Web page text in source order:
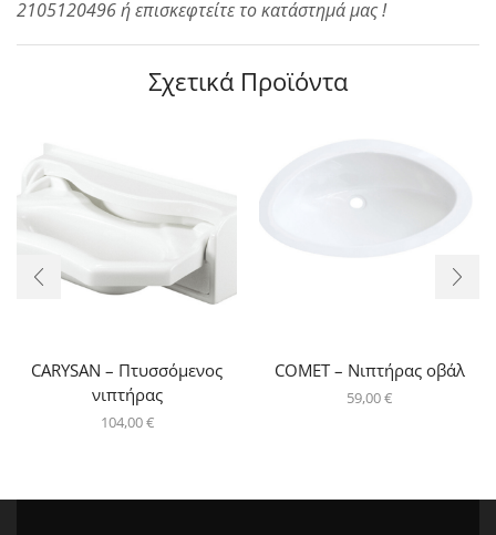
2105120496 ή επισκεφτείτε το κατάστημά μας !
Σχετικά Προϊόντα
CARYSAN – Πτυσσόμενος
νιπτήρας
104,00€
COMET – Νιπτήρας οβάλ
59,00€